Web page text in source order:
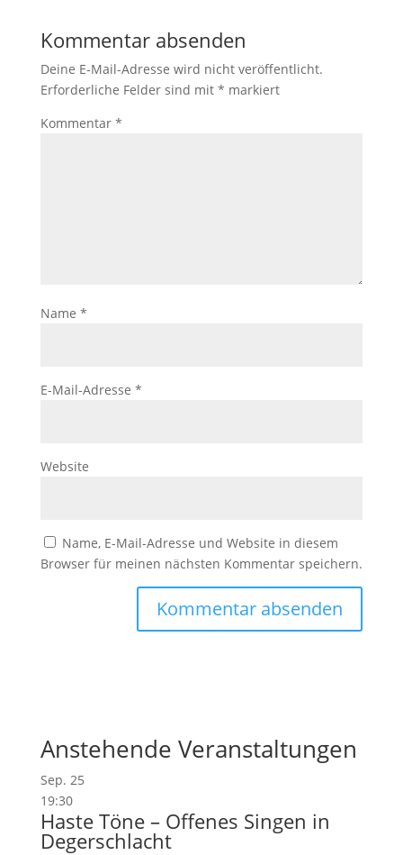
Kommentar absenden
Deine E-Mail-Adresse wird nicht veröffentlicht.
Erforderliche Felder sind mit * markiert
Kommentar *
Name *
E-Mail-Adresse *
Website
Name, E-Mail-Adresse und Website in diesem
Browser für meinen nächsten Kommentar speichern.
Anstehende Veranstaltungen
Sep. 25
19:30
Haste Töne – Offenes Singen in
Degerschlacht